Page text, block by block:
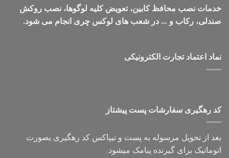
خدمات نصب محافظ کابین، تعویض کلیه لوگوها، نصب روکش
صندلی، رکاب و … در شعب های لوکس چری انجام می شود.
نماد اعتماد تجارت الكترونیكی
کد رهگیری سفارشات پست پیشتاز
بعد از تحویل مرسوله به پست و تیپاکس کد رهگیری بصورت
اتوماتیک برای گیرنده پیامک میشود.